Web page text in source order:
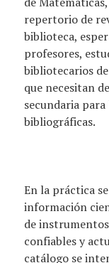
repertorio de
biblioteca,
profesores,
bibliotecarios
que necesitan
secundaria
bibliográficas.
En la práctica
información
de
confiables y
catálogo se